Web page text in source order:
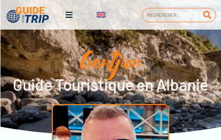
Gentjan
Guide Touristique en Albanie